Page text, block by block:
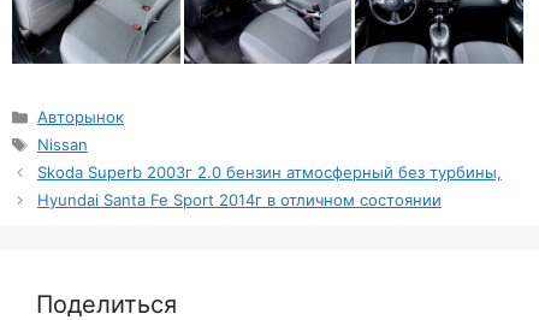
Рубрики
Авторынок
Метки
Nissan
Skoda Superb 2003г 2.0 бензин атмосферный без турбины,
Hyundai Santa Fe Sport 2014г в отличном состоянии
Поделиться